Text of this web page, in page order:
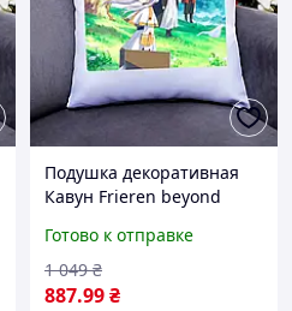
Подушка декоративная
Кавун Frieren beyond
(П000791) D10-2026
Готово к отправке
887.99₴
1 049 ₴